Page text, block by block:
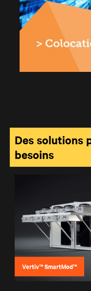
Des solutions
besoins
Vertiv™ SmartMod™